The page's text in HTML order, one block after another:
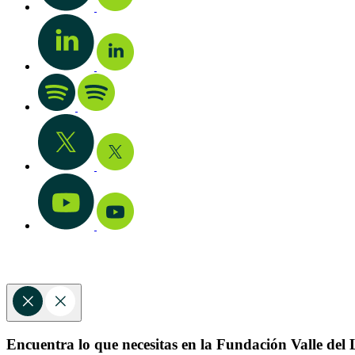
Encuentra lo que necesitas en la Fundación Valle del